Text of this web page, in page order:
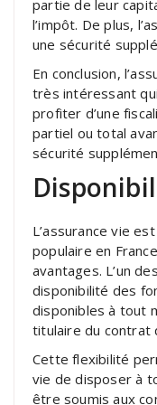
partie de leur
l’impôt. De plus,
une sécurité
En conclusion,
très intéressant
profiter d’une
partiel ou total
sécurité
L’assurance vie
populaire en
avantages. L’un
disponibilité des
disponibles à tout
titulaire du contrat
Cette flexibilité
vie de disposer à
être soumis aux